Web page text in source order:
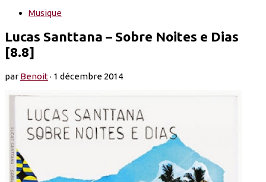
Musique
Lucas Santtana – Sobre Noites e Dias
[8.8]
parBenoit· 1 décembre 2014